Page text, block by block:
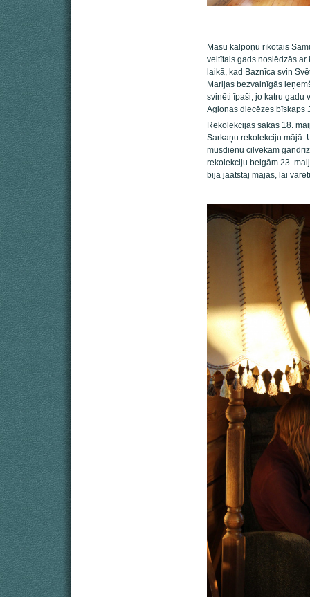
Māsu kalpoņu rīkotais
veltītais gads noslēdzās
laikā, kad Baznīca svin
Marijas bezvainīgās
svinēti īpaši, jo katru gadu
Aglonas diecēzes bīskaps
Rekolekcijas sākās 18.
Sarkaņu rekolekciju mājā.
mūsdienu cilvēkam
rekolekciju beigām 23.
bija jāatstāj mājās, lai